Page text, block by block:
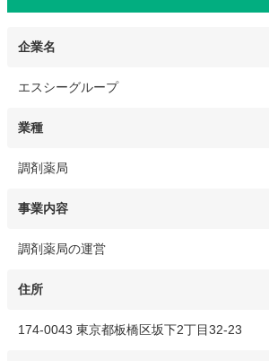
企業名
エスシーグループ
業種
調剤薬局
事業内容
調剤薬局の運営
住所
174-0043 東京都板橋区坂下2丁目32-23